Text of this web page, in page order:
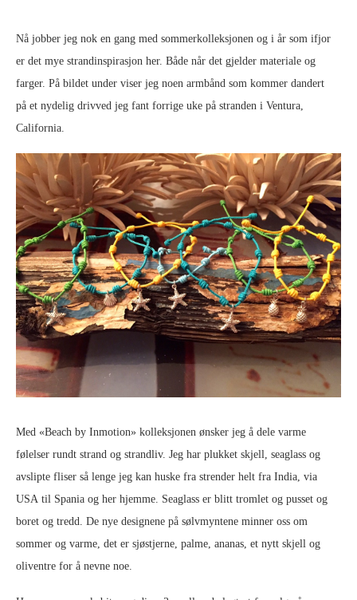
Nå jobber jeg nok en gang med sommerkolleksjonen og i år som ifjor
er det mye strandinspirasjon her. Både når det gjelder materiale og
farger. På bildet under viser jeg noen armbånd som kommer dandert
på et nydelig drivved jeg fant forrige uke på stranden i Ventura,
California.
Med «Beach by Inmotion» kolleksjonen ønsker jeg å dele varme
følelser rundt strand og strandliv. Jeg har plukket skjell, seaglass og
avslipte fliser så lenge jeg kan huske fra strender helt fra India, via
USA til Spania og her hjemme. Seaglass er blitt tromlet og pusset og
boret og tredd. De nye designene på sølvmyntene minner oss om
sommer og varme, det er sjøstjerne, palme, ananas, et nytt skjell og
oliventre for å nevne noe.